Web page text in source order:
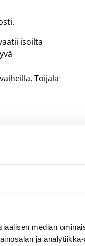
median
ja
isoilta
Toijala
niin
2005
2009 Walker